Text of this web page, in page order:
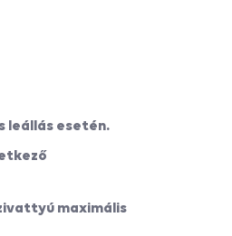
leállás esetén.
maximális